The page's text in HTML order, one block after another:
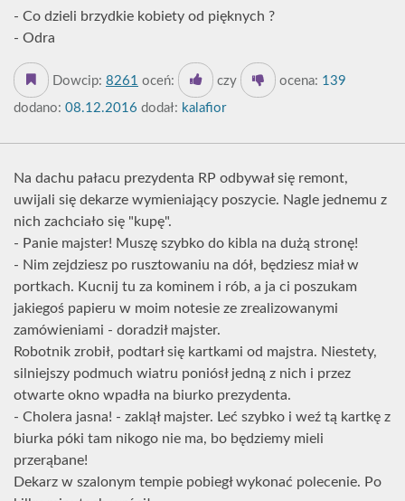
- Co dzieli brzydkie kobiety od pięknych ?
- Odra
Dowcip: 8261 oceń: czy ocena: 139
dodano: 08.12.2016 dodał: kalafior
Na dachu pałacu prezydenta RP odbywał się remont,
uwijali się dekarze wymieniający poszycie. Nagle jednemu z
nich zachciało się "kupę".
- Panie majster! Muszę szybko do kibla na dużą stronę!
- Nim zejdziesz po rusztowaniu na dół, będziesz miał w
portkach. Kucnij tu za kominem i rób, a ja ci poszukam
jakiegoś papieru w moim notesie ze zrealizowanymi
zamówieniami - doradził majster.
Robotnik zrobił, podtarł się kartkami od majstra. Niestety,
silniejszy podmuch wiatru poniósł jedną z nich i przez
otwarte okno wpadła na biurko prezydenta.
- Cholera jasna! - zaklął majster. Leć szybko i weź tą kartkę z
biurka póki tam nikogo nie ma, bo będziemy mieli
przerąbane!
Dekarz w szalonym tempie pobiegł wykonać polecenie. Po